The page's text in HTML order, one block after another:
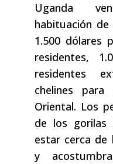
Uganda
habituación
1.500 dólares
residentes,
residentes
chelines para
Oriental. Los
de los gorilas
estar cerca de
y